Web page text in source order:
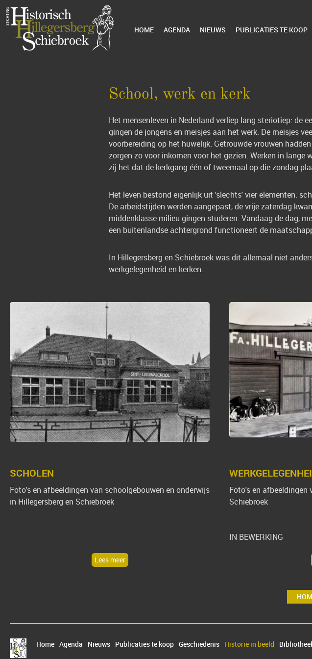
HOME AGENDA NIEUWS PUBLICATIES TE KOOP
School, werk en kerk
Het mensenleven in Nederland verliep lang steriotiep: de
gingen de jongens en meisjes aan het werk. De meisjes
voorbereiding op het huwelijk. Getrouwde vrouwen
zorgen zo voor inkomen voor het gezien. Werken in lange
zij het dat de kerkgang één of tweemaal op die zondag
Het leven bestond eigenlijk uit 'slechts' vier elementen:
De arbeidstijden werden aangepast, de vrije zaterdag
middenklasse milieu gingen studeren. Vandaag de dag,
een buitenlandse achtergrond functioneert de
In Hillegersberg en Schiebroek was dit allemaal niet
werkgelegenheid en kerken.
SCHOLEN
Foto's en afbeeldingen van schoolgebouwen en onderwijs
in Hillegersberg en Schiebroek
Lees meer
Foto's en afbeeldingen
Schiebroek
IN BEWERKING
Home Agenda Nieuws Publicaties te koop Geschiedenis Historie in beeld